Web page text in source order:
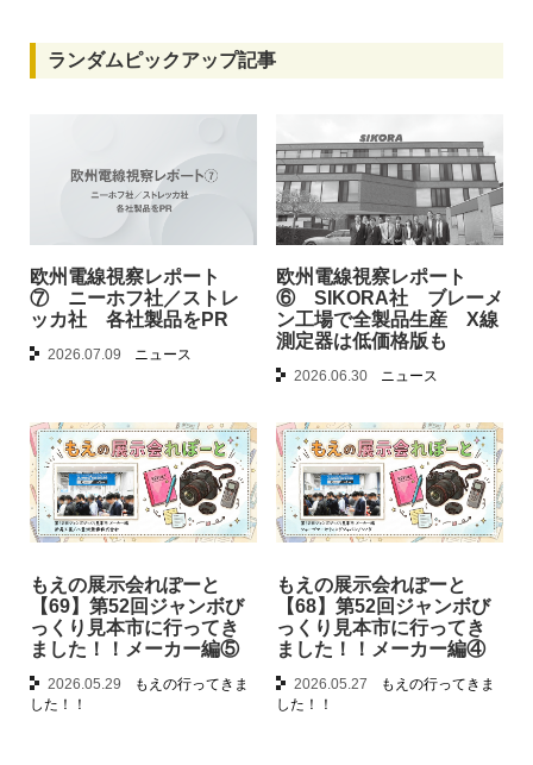
ランダムピックアップ記事
欧州電線視察レポート
⑦ ニーホフ社／ストレ
ッカ社 各社製品をPR
2026.07.09 ニュース
欧州電線視察レポート
⑥ SIKORA社 ブレーメ
ン工場で全製品生産 X線
測定器は低価格版も
2026.06.30 ニュース
もえの展示会れぽーと
【69】第52回ジャンボび
っくり見本市に行ってき
ました！！メーカー編⑤
2026.05.29
もえの行ってきま
した！！
もえの展示会れぽーと
【68】第52回ジャンボび
っくり見本市に行ってき
ました！！メーカー編④
2026.05.27
もえの行ってきま
した！！